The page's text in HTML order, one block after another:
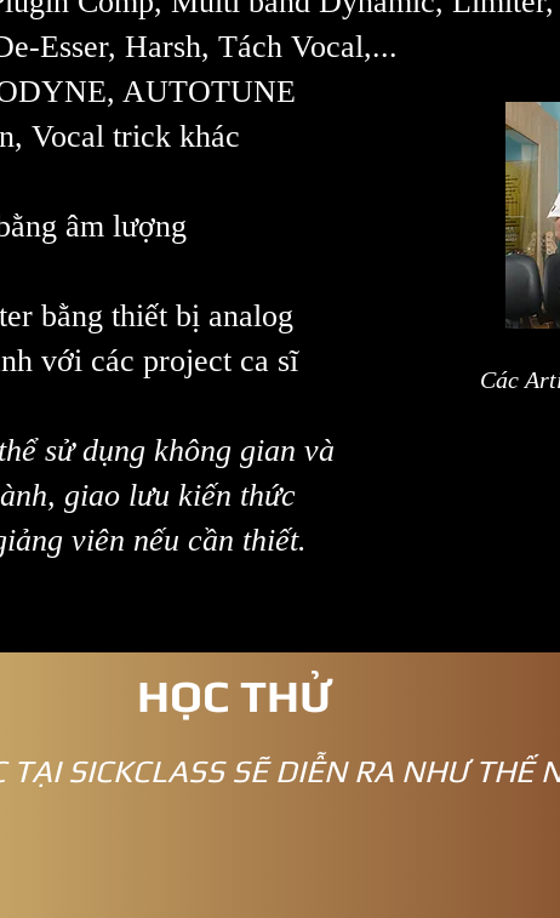
Esser, Harsh, Tách Vocal,...
AUTOTUNE
Vocal trick khác
âm lượng
bằng thiết bị analog
với các project ca sĩ
sử dụng không gian và
giao lưu kiến thức
viên nếu cần thiết.
Các
HỌC THỬ
TẠI SICKCLASS SẼ DIỄN RA NHƯ THẾ